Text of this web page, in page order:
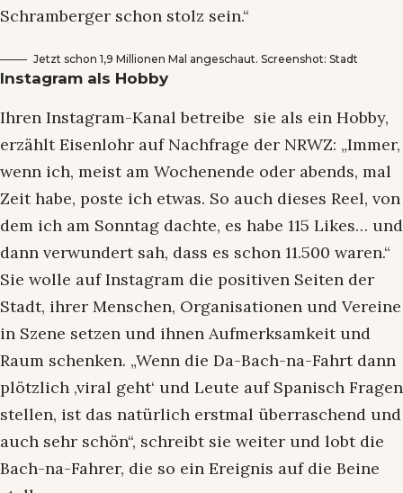
Schramberger schon stolz sein.“
Jetzt schon 1,9 Millionen Mal angeschaut. Screenshot: Stadt
Instagram als Hobby
Ihren Instagram-Kanal betreibe sie als ein Hobby,
erzählt Eisenlohr auf Nachfrage der NRWZ: „Immer,
wenn ich, meist am Wochenende oder abends, mal
Zeit habe, poste ich etwas. So auch dieses Reel, von
dem ich am Sonntag dachte, es habe 115 Likes… und
dann verwundert sah, dass es schon 11.500 waren.“
Sie wolle auf Instagram die positiven Seiten der
Stadt, ihrer Menschen, Organisationen und Vereine
in Szene setzen und ihnen Aufmerksamkeit und
Raum schenken. „Wenn die Da-Bach-na-Fahrt dann
plötzlich ‚viral geht‘ und Leute auf Spanisch Fragen
stellen, ist das natürlich erstmal überraschend und
auch sehr schön“, schreibt sie weiter und lobt die
Bach-na-Fahrer, die so ein Ereignis auf die Beine